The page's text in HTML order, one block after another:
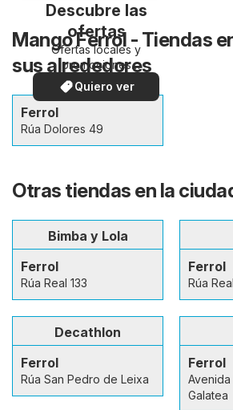
Descubre las
ofertas
Ofertas locales y
promociones
especiales.
Quiero ver
Mango Ferrol - Tiendas
sus alrededores
Ferrol
Rúa Dolores 49
Otras tiendas en la
Bimba y Lola
Ferrol
Rúa Real 133
Ferrol
Rúa
Decathlon
Ferrol
Rúa San Pedro de Leixa
Ferrol
Galatea